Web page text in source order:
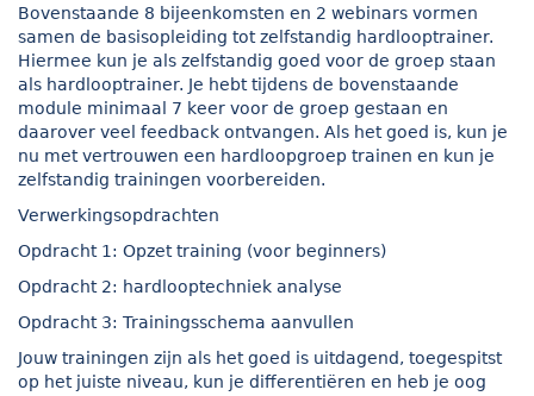
Bovenstaande 8 bijeenkomsten en 2 webinars vormen
samen de basisopleiding tot zelfstandig hardlooptrainer.
Hiermee kun je als zelfstandig goed voor de groep staan
als hardlooptrainer. Je hebt tijdens de bovenstaande
module minimaal 7 keer voor de groep gestaan en
daarover veel feedback ontvangen. Als het goed is, kun je
nu met vertrouwen een hardloopgroep trainen en kun je
zelfstandig trainingen voorbereiden.
Verwerkingsopdrachten
Opdracht 1: Opzet training (voor beginners)
Opdracht 2: hardlooptechniek analyse
Opdracht 3: Trainingsschema aanvullen
Jouw trainingen zijn als het goed is uitdagend, toegespitst
op het juiste niveau, kun je differentiëren en heb je oog